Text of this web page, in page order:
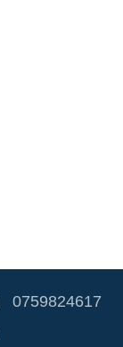
0759824617